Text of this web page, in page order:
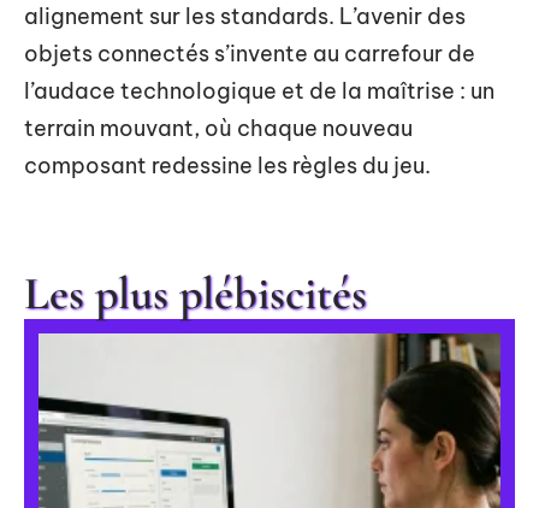
alignement sur les standards. L’avenir des
objets connectés s’invente au carrefour de
l’audace technologique et de la maîtrise : un
terrain mouvant, où chaque nouveau
composant redessine les règles du jeu.
Les plus plébiscités